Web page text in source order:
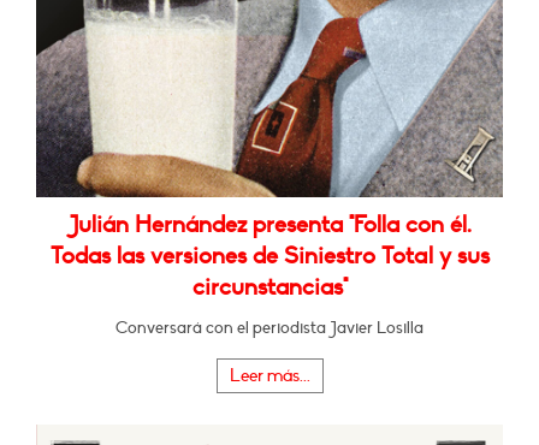
Julián Hernández presenta "Folla con él.
Todas las versiones de Siniestro Total y sus
circunstancias"
Conversará con el periodista Javier Losilla
Leer más...